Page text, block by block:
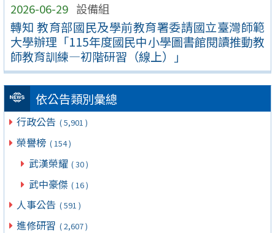
2026-06-29 設備組
轉知 教育部國民及學前教育署委請國立臺灣師範
大學辦理「115年度國民中小學圖書館閱讀推動教
師教育訓練—初階研習（線上）」
依公告類別彙總
行政公告 ( 5,901 )
榮譽榜 ( 154 )
武漢榮耀 ( 30 )
武中豪傑 ( 16 )
人事公告 ( 591 )
進修研習 ( 2,607 )